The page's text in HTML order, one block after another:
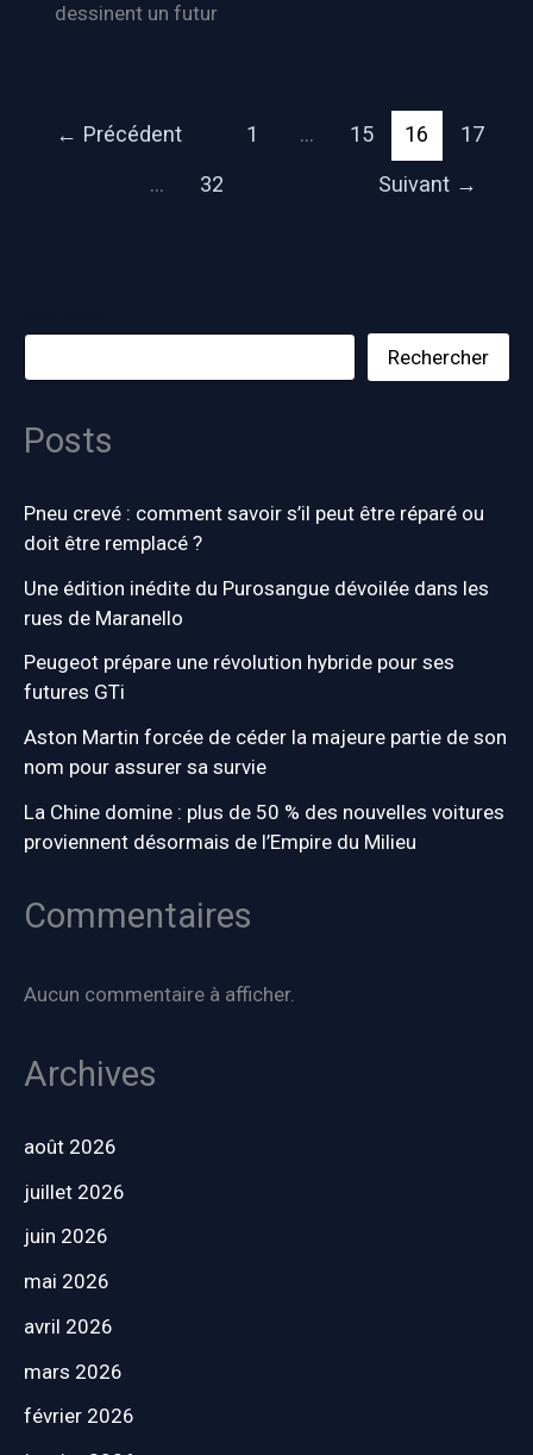
dessinent un futur
← Précédent 1 … 15 16 17
… 32 Suivant →
Rechercher
Posts
Pneu crevé : comment savoir s’il peut être réparé ou
doit être remplacé ?
Une édition inédite du Purosangue dévoilée dans les
rues de Maranello
Peugeot prépare une révolution hybride pour ses
futures GTi
Aston Martin forcée de céder la majeure partie de son
nom pour assurer sa survie
La Chine domine : plus de 50 % des nouvelles voitures
proviennent désormais de l’Empire du Milieu
Commentaires
Aucun commentaire à afficher.
Archives
août 2026
juillet 2026
juin 2026
mai 2026
avril 2026
mars 2026
février 2026